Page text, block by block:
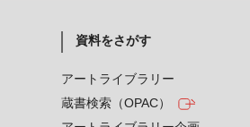
資料をさがす
アートライブラリー
蔵書検索（OPAC）